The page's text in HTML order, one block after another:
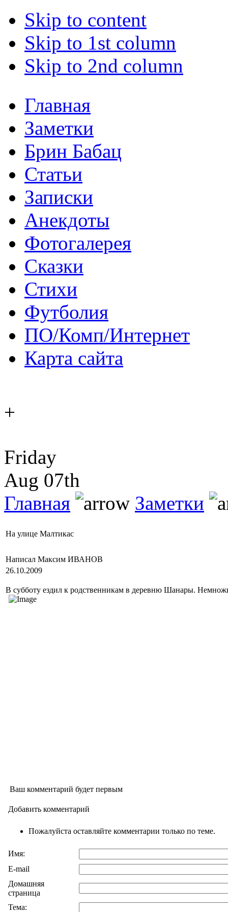
Skip to content
Skip to 1st column
Skip to 2nd column
Главная
Заметки
Брин Бабац
Статьи
Записки
Анекдоты
Фотогалерея
Сказки
Стихи
Футболия
ПО/Комп/Интернет
Карта сайта
+
Friday
Aug 07th
Главная
Заметки
На улице Малтикас
Написал Максим ИВАНОВ
26.10.2009
В субботу ездил к родственникам в деревню Шанары.
Ваш комментарий будет первым
Добавить комментарий
Пожалуйста оставляйте комментарии только по теме.
Имя:
E-mail
Домашняя
страница
Тема: